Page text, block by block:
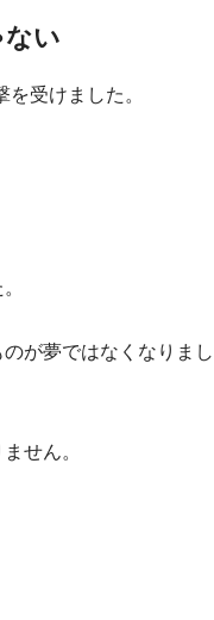
い
受けました。
が夢ではなくなりまし
せん。